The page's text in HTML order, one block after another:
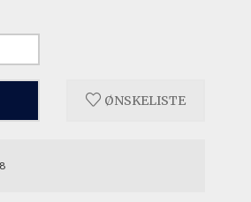
ØNSKELISTE